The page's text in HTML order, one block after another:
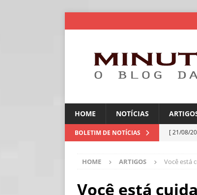
HOME NOTÍCIAS
BOLETIM DE NOTÍCIAS [ 21/08/
[ 06/08/
industriais
HOME ARTIGOS Você está
Você está